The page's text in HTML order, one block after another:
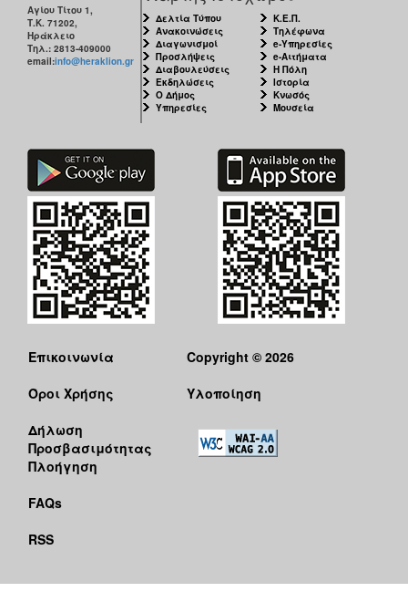
Αγίου Τίτου 1,
Τ.Κ. 71202,
Ηράκλειο
Τηλ.: 2813-409000
email:info@heraklion.gr
Δελτία Τύπου
Ανακοινώσεις
Διαγωνισμοί
Προσλήψεις
Διαβουλεύσεις
Εκδηλώσεις
Ο Δήμος
Υπηρεσίες
Κ.Ε.Π.
Τηλέφωνα
e-Υπηρεσίες
e-Αιτήματα
Η Πόλη
Ιστορία
Κνωσός
Μουσεία
Επικοινωνία
Όροι Χρήσης
Δήλωση
Προσβασιμότητας
Πλοήγηση
FAQs
RSS
Copyright © 2026
Υλοποίηση